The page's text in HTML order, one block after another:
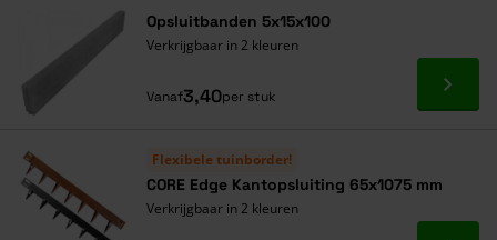
Opsluitbanden 5x15x100
Verkrijgbaar in 2 kleuren
Vanaf3,40per stuk Ga
Flexibele tuinborder!
CORE Edge Kantopsluiting 65x1075 mm
Verkrijgbaar in 2 kleuren